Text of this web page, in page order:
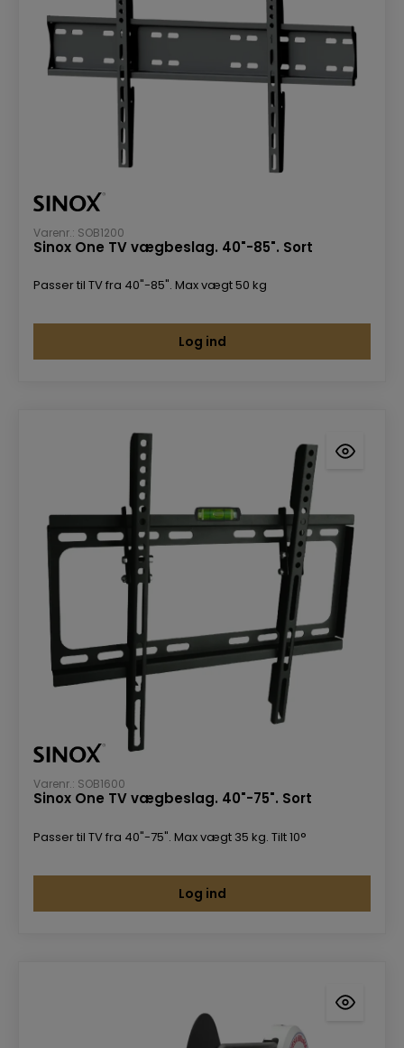
Varenr.: SOB1200
Sinox One TV vægbeslag. 40"-85". Sort
Passer til TV fra 40"-85". Max vægt 50 kg
Log ind
Varenr.: SOB1600
Sinox One TV vægbeslag. 40"-75". Sort
Passer til TV fra 40"-75". Max vægt 35 kg. Tilt 10°
Log ind